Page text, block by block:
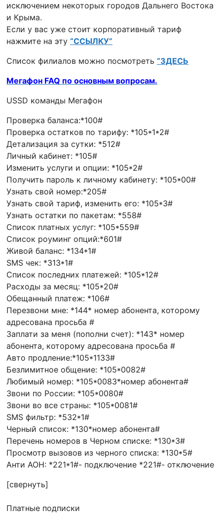
исключением некоторых городов Дальнего Востока
и Крыма.
Если у вас уже стоит корпоративный тариф
нажмите на эту “ССЫЛКУ”
Список филиалов можно посмотреть “ЗДЕСЬ
Мегафон FAQ по основным вопросам.
USSD команды Мегафон
Проверка баланса:*100#
Проверка остатков по тарифу: *105*1*2#
Детализация за сутки: *512#
Личный кабинет: *105#
Изменить услуги и опции: *105*2#
Получить пароль к личному кабинету: *105*00#
Узнать свой номер:*205#
Узнать свой тариф, изменить его: *105*3#
Узнать остатки по пакетам: *558#
Список платных услуг: *105*559#
Список роуминг опций:*601#
Живой баланс: *134*1#
SMS чек: *313*1#
Список последних платежей: *105*12#
Расходы за месяц: *105*20#
Обещанный платеж: *106#
Перезвони мне: *144* номер абонента, которому
адресована просьба #
Заплати за меня (пополни счет): *143* номер
абонента, которому адресована просьба #
Авто продление:*105*1133#
Безлимитное общение: *105*0082#
Любимый номер: *105*0083*номер абонента#
Звони по России: *105*0080#
Звони во все страны: *105*0081#
SMS фильтр: *532*1#
Черный список: *130*номер абонента#
Перечень номеров в Черном списке: *130*3#
Просмотр вызовов из черного списка: *130*5#
Анти АОН: *221*1#- подключение *221#- отключение
[свернуть]
Платные подписки